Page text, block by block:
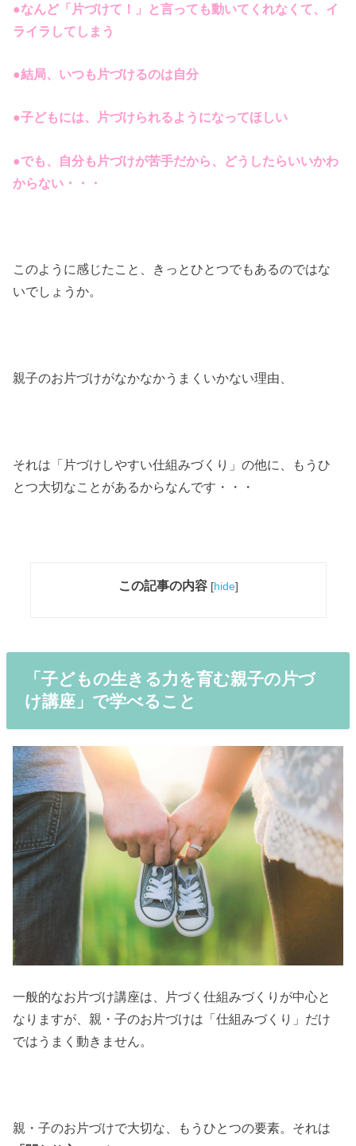
●なんど「片づけて！」と言っても動いてくれなくて、イ
ライラしてしまう
●結局、いつも片づけるのは自分
●子どもには、片づけられるようになってほしい
●でも、自分も片づけが苦手だから、どうしたらいいかわ
からない・・・
このように感じたこと、きっとひとつでもあるのではな
いでしょうか。
親子のお片づけがなかなかうまくいかない理由、
それは「片づけしやすい仕組みづくり」の他に、もうひ
とつ大切なことがあるからなんです・・・
この記事の内容 [hide]
「子どもの生きる力を育む親子の片づ
け講座」で学べること
一般的なお片づけ講座は、片づく仕組みづくりが中心と
なりますが、親・子のお片づけは「仕組みづくり」だけ
ではうまく動きません。
親・子のお片づけで大切な、もうひとつの要素。それは